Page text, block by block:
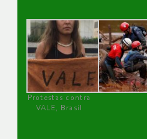
Protestas contra
VALE, Brasil